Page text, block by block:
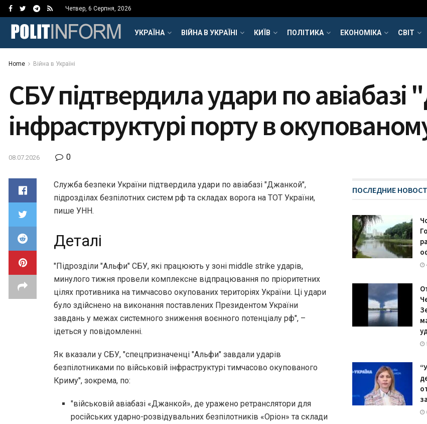
Четвер, 6 Серпня, 2026
УКРАЇНА ВІЙНА В УКРАЇНІ КИЇВ ПОЛІТИКА ЕКОНОМІКА СВІТ
Home Війна в Україні
СБУ підтвердила удари по
інфраструктурі порту в
08.07.2026 0
Служба безпеки України підтвердила удари по авіабазі "Джанкой",
підрозділах безпілотних систем рф та складах ворога на ТОТ України,
пише УНН.
Деталі
"Підрозділи "Альфи" СБУ, які працюють у зоні middle strike ударів,
минулого тижня провели комплексне відпрацювання по пріоритетних
цілях противника на тимчасово окупованих територіях України. Ці удари
було здійснено на виконання поставлених Президентом України
завдань у межах системного зниження воєнного потенціалу рф", –
ідеться у повідомленні.
Як вказали у СБУ, "спецпризначенці "Альфи" завдали ударів
безпілотниками по військовій інфраструктурі тимчасово окупованого
Криму", зокрема, по:
"військовій авіабазі «Джанкой», де уражено ретранслятори для
російських ударно-розвідувальних безпілотників «Оріон» та склади
ПОСЛЕДНИЕ